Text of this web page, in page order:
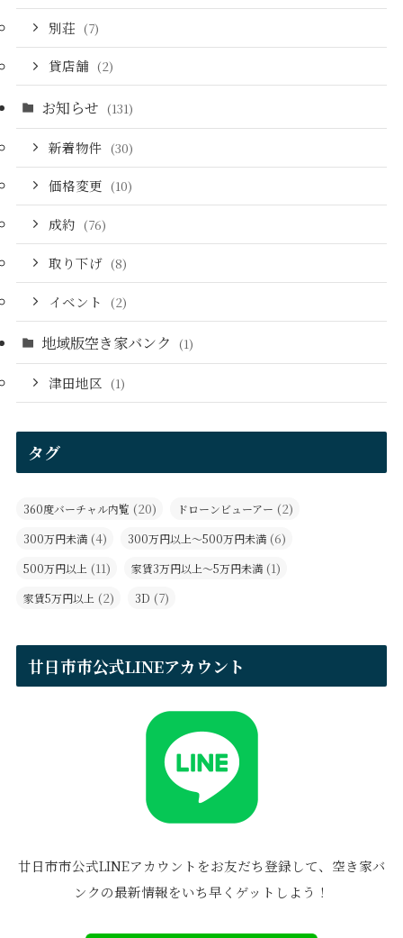
別荘 (7)
貸店舗 (2)
お知らせ (131)
新着物件 (30)
価格変更 (10)
成約 (76)
取り下げ (8)
イベント (2)
地域版空き家バンク (1)
津田地区 (1)
タグ
360度バーチャル内覧 (20) ドローンビューアー (2)
300万円未満 (4) 300万円以上～500万円未満 (6)
500万円以上 (11) 家賃3万円以上～5万円未満 (1)
家賃5万円以上 (2) 3D (7)
廿日市市公式LINEアカウント
廿日市市公式LINEアカウントをお友だち登録して、空き家バ
ンクの最新情報をいち早くゲットしよう！